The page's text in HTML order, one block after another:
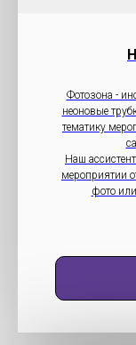
Фотозона -
неоновые
тематику
Наш
мероприятии
фото